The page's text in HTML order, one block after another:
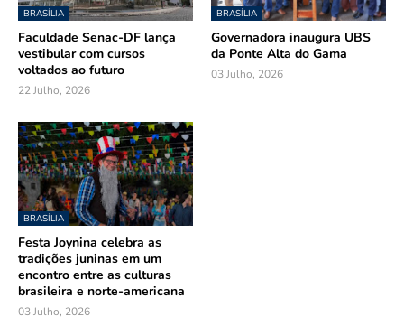
BRASÍLIA
Faculdade Senac-DF lança
vestibular com cursos
voltados ao futuro
22 Julho, 2026
BRASÍLIA
Governadora inaugura UBS
da Ponte Alta do Gama
03 Julho, 2026
BRASÍLIA
Festa Joynina celebra as
tradições juninas em um
encontro entre as culturas
brasileira e norte-americana
03 Julho, 2026